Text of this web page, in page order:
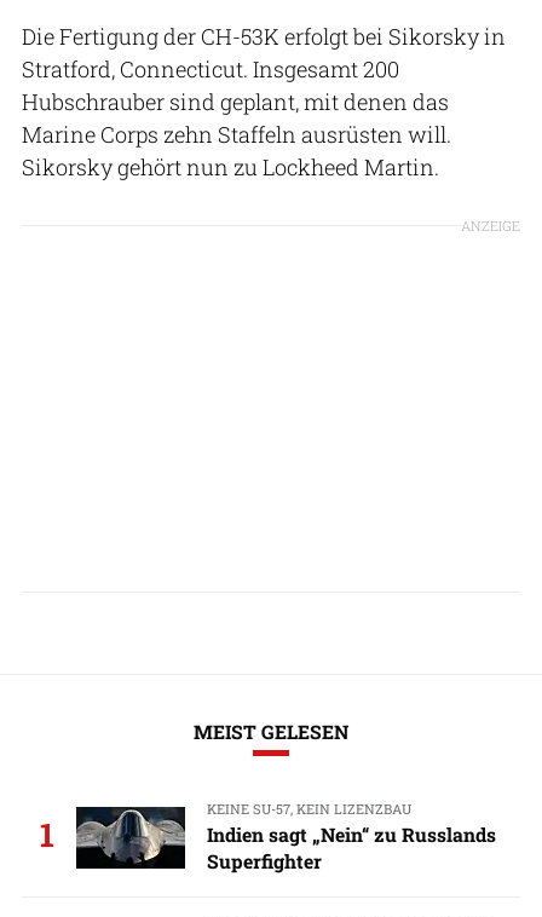
Die Fertigung der CH-53K erfolgt bei Sikorsky in
Stratford, Connecticut. Insgesamt 200
Hubschrauber sind geplant, mit denen das
Marine Corps zehn Staffeln ausrüsten will.
Sikorsky gehört nun zu Lockheed Martin.
ANZEIGE
MEIST GELESEN
1
KEINE SU-57, KEIN LIZENZBAU
Indien sagt „Nein“ zu Russlands
Superfighter